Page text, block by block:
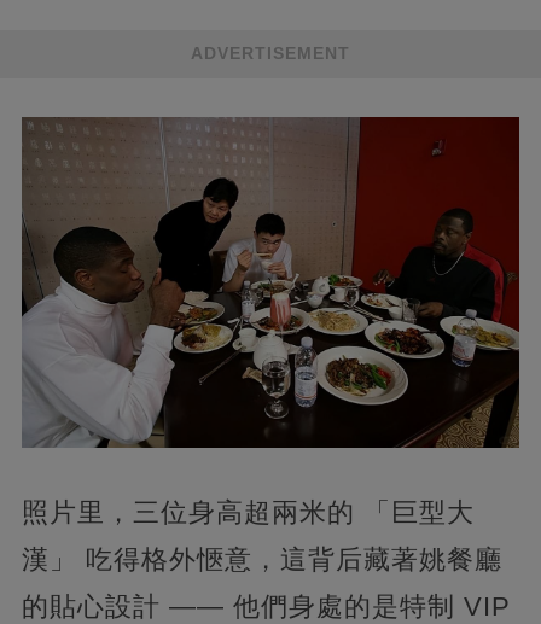
ADVERTISEMENT
照片里，三位身高超兩米的 「巨型大
漢」 吃得格外愜意，這背后藏著姚餐廳
的貼心設計 —— 他們身處的是特制 VIP